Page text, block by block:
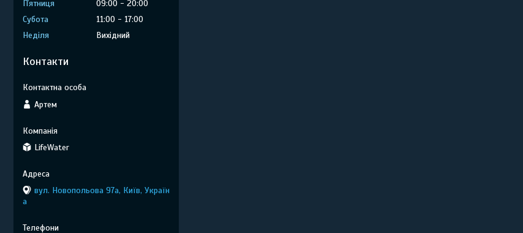
Пʼятниця
09:00
20:00
Субота
11:00
17:00
Неділя
Вихідний
Контакти
Артем
LifeWater
вул. Новопольова 97а, Київ, Україн
а